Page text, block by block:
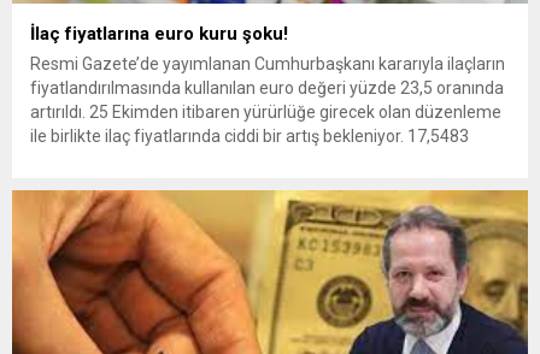
İlaç fiyatlarına euro kuru şoku!
Resmi Gazete’de yayımlanan Cumhurbaşkanı kararıyla ilaçların
fiyatlandırılmasında kullanılan euro değeri yüzde 23,5 oranında
artırıldı. 25 Ekimden itibaren yürürlüğe girecek olan düzenleme
ile birlikte ilaç fiyatlarında ciddi bir artış bekleniyor. 17,5483
çıkarıldı. Bu güncellenen değer,...